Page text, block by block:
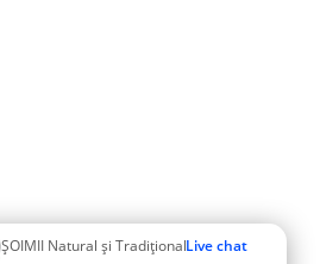
ȘOIMII Natural și TradiționalLive chat